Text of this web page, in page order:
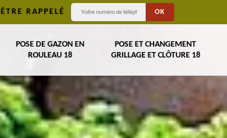
ÊTRE RAPPELÉ
POSE DE GAZON EN
ROULEAU 18
POSE ET CHANGEMENT
GRILLAGE ET CLÔTURE 18